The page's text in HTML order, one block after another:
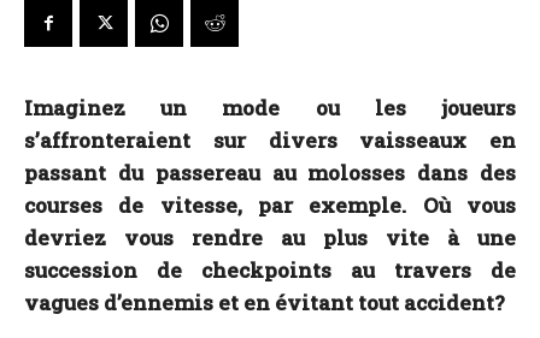
Imaginez un mode ou les joueurs
s’affronteraient sur divers vaisseaux en
passant du passereau au molosses dans des
courses de vitesse, par exemple. Où vous
devriez vous rendre au plus vite à une
succession de checkpoints au travers de
vagues d’ennemis et en évitant tout accident?